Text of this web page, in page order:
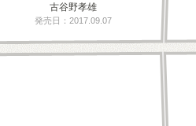
古谷野孝雄
発売日：2017.09.07